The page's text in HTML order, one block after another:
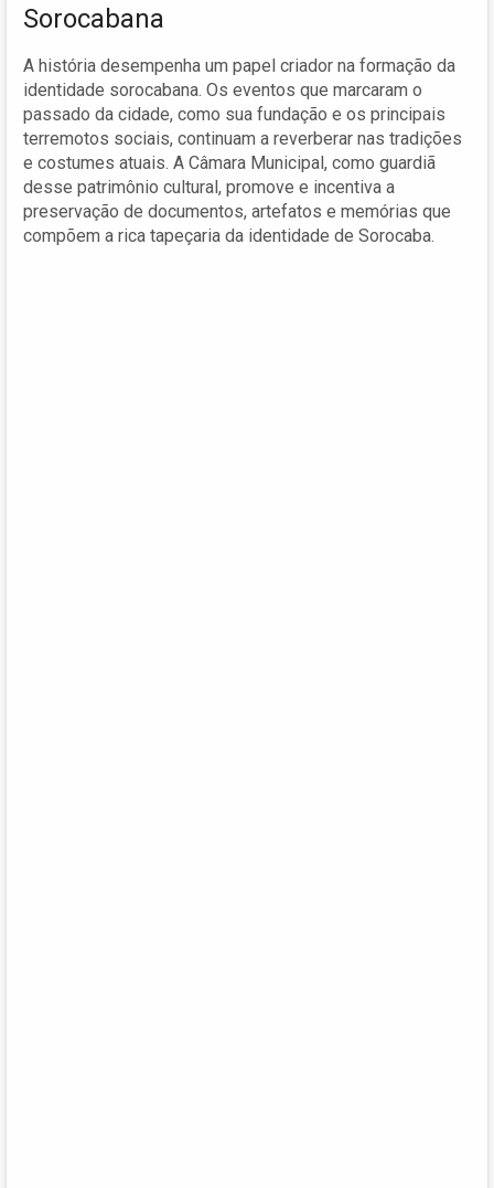
Sorocabana
A história desempenha um papel criador na formação da
identidade sorocabana. Os eventos que marcaram o
passado da cidade, como sua fundação e os principais
terremotos sociais, continuam a reverberar nas tradições
e costumes atuais. A Câmara Municipal, como guardiã
desse patrimônio cultural, promove e incentiva a
preservação de documentos, artefatos e memórias que
compõem a rica tapeçaria da identidade de Sorocaba.